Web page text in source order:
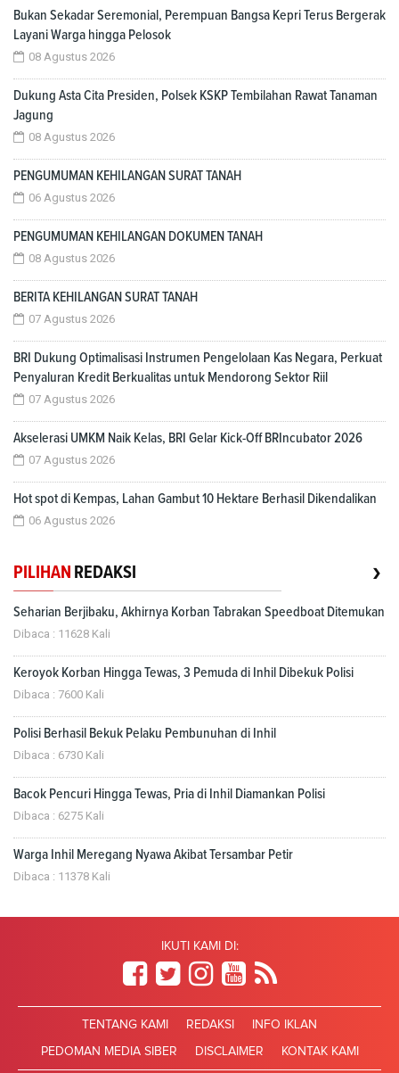
Bukan Sekadar Seremonial, Perempuan Bangsa Kepri Terus Bergerak
Layani Warga hingga Pelosok
08 Agustus 2026
Dukung Asta Cita Presiden, Polsek KSKP Tembilahan Rawat Tanaman
Jagung
08 Agustus 2026
PENGUMUMAN KEHILANGAN SURAT TANAH
06 Agustus 2026
PENGUMUMAN KEHILANGAN DOKUMEN TANAH
08 Agustus 2026
BERITA KEHILANGAN SURAT TANAH
07 Agustus 2026
BRI Dukung Optimalisasi Instrumen Pengelolaan Kas Negara, Perkuat
Penyaluran Kredit Berkualitas untuk Mendorong Sektor Riil
07 Agustus 2026
Akselerasi UMKM Naik Kelas, BRI Gelar Kick-Off BRIncubator 2026
07 Agustus 2026
Hot spot di Kempas, Lahan Gambut 10 Hektare Berhasil Dikendalikan
06 Agustus 2026
PILIHAN REDAKSI ›
Seharian Berjibaku, Akhirnya Korban Tabrakan Speedboat Ditemukan
Dibaca : 11628 Kali
Keroyok Korban Hingga Tewas, 3 Pemuda di Inhil Dibekuk Polisi
Dibaca : 7600 Kali
Polisi Berhasil Bekuk Pelaku Pembunuhan di Inhil
Dibaca : 6730 Kali
Bacok Pencuri Hingga Tewas, Pria di Inhil Diamankan Polisi
Dibaca : 6275 Kali
Warga Inhil Meregang Nyawa Akibat Tersambar Petir
Dibaca : 11378 Kali
IKUTI KAMI DI:
TENTANG KAMI REDAKSI INFO IKLAN
PEDOMAN MEDIA SIBER DISCLAIMER KONTAK KAMI